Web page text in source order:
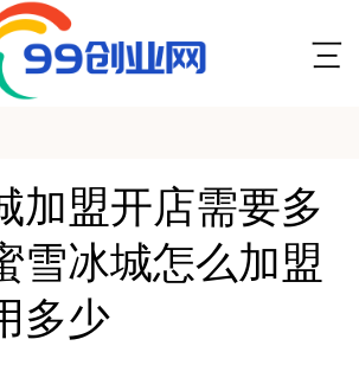
加盟开店需要多
雪冰城怎么加盟
多少